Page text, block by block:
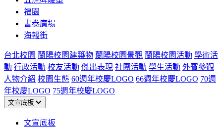
福園
書卷廣場
海報街
台北校園 蘭陽校園建築物 蘭陽校園景觀 蘭陽校園活動 學術活
動 行政活動 校友活動 傑出表現 社團活動 學生活動 外賓參觀
人物介紹 校園生態 60週年校慶LOGO 66週年校慶LOGO 70週
年校慶LOGO 75週年校慶LOGO
文宣底板
文宣底板